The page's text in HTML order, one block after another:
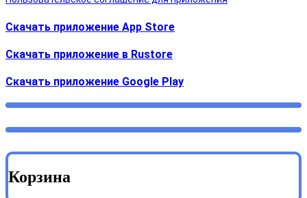
Скачать приложение App Store
Скачать приложение в Rustore
Cкачать приложение Google Play
Корзина